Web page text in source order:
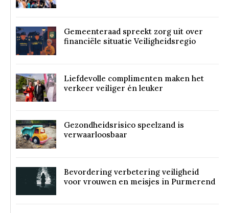
Gemeenteraad spreekt zorg uit over
financiële situatie Veiligheidsregio
Liefdevolle complimenten maken het
verkeer veiliger én leuker
Gezondheidsrisico speelzand is
verwaarloosbaar
Bevordering verbetering veiligheid
voor vrouwen en meisjes in Purmerend